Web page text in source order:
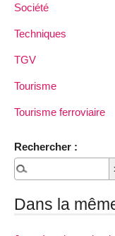
Société
Techniques
TGV
Tourisme
Tourisme ferroviaire
Rechercher :
Dans la